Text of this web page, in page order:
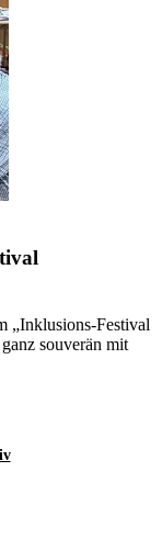
„Inklusions-Festival
souverän mit